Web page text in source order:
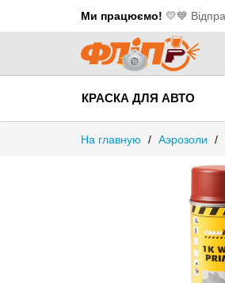
Ми працюємо! 💛​💙
КРАСКА ДЛЯ АВТО
На главную / Аэрозоли /